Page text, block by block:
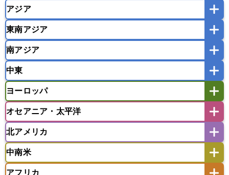
アジア
韓国
モンゴル
東南アジア
インドネシア
マレーシア
ミャンマー
ラオス人民民主共和国
東ティモール民主共和国
南アジア
バングラデシュ
モルディブ
中東
アフガニスタン
イスラエル
ウズベキスタン
オマーン
カザフスタン
カタール
キプロス
キルギス
タジキスタン
ヨーロッパ
アイスランド
アゼルバイジャン
イギリス
イタリア
ウクライナ
エストニア
オランダ
オーストリア
オセアニア・太平洋
アメリカ領サモア
サモア独立国
ソロモン諸島 タヒチ
北アメリカ
バーミューダ諸島
中南米
アフリカ